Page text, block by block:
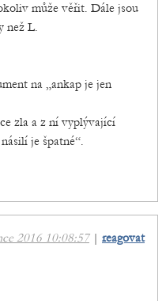
může věřit. Dále jsou
než L.
na „ankap je jen
zla a z ní vyplývající
je špatné“.
2016 10:08:57| reagovat